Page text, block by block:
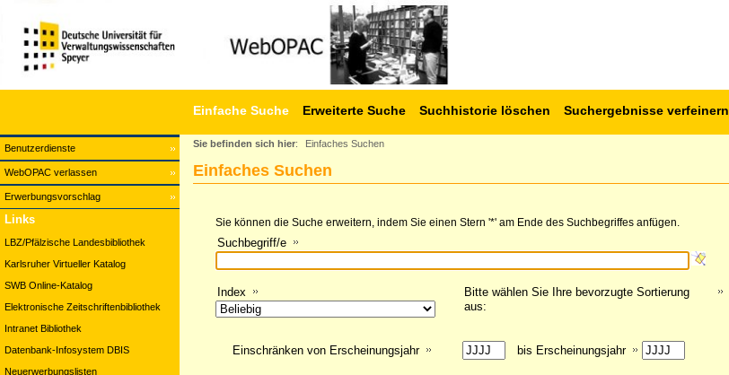
Benutzerdienste
WebOPAC verlassen
Erwerbungsvorschlag
Einfache Suche Erweiterte Suche Suchhistorie löschen Suchergebnisse verfeinern
Links
LBZ/Pfälzische Landesbibliothek
Karlsruher Virtueller Katalog
SWB Online-Katalog
Elektronische Zeitschriftenbibliothek
Intranet Bibliothek
Datenbank-Infosystem DBIS
Neuerwerbungslisten
Sie befinden sich hier: Einfaches Suchen
Einfaches Suchen
Sie können die Suche erweitern, indem Sie einen Stern '*' am Ende des Suchbegriffes anfügen.
Suchbegriff/e
Index
Bitte wählen Sie Ihre bevorzugte Sortierung
aus:
Einschränken von Erscheinungsjahr bis Erscheinungsjahr